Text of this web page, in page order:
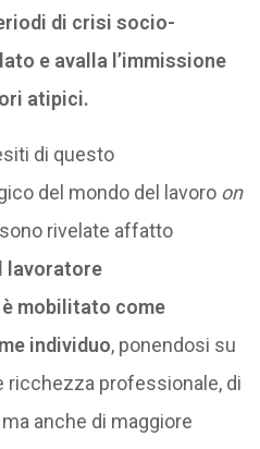
di crisi socio-
e avalla l’immissione
atipici.
di questo
del mondo del lavoro on
rivelate affatto
lavoratore
è mobilitato come
individuo, ponendosi su
ricchezza professionale, di
anche di maggiore